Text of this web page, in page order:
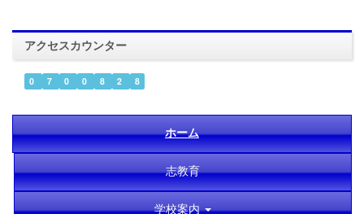
アクセスカウンター
0 7 0 0 8 2 8
ホーム
志教育
学校案内